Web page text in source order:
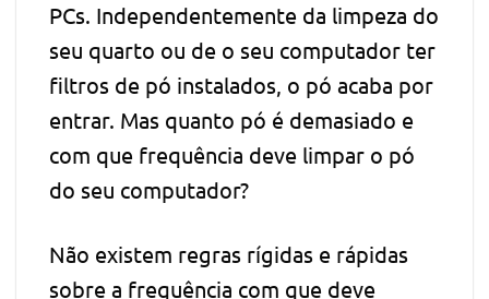
PCs. Independentemente da limpeza do
seu quarto ou de o seu computador ter
filtros de pó instalados, o pó acaba por
entrar. Mas quanto pó é demasiado e
com que frequência deve limpar o pó
do seu computador?
Não existem regras rígidas e rápidas
sobre a frequência com que deve